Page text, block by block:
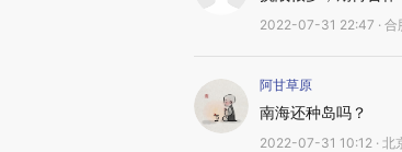
2022-07-31 22:47 · 合
阿甘草原
南海还种岛吗？
2022-07-31 10:12 · 北